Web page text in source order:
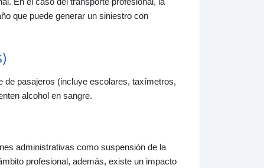
que puede generar un siniestro con
de pasajeros (incluye escolares, taxímetros,
alcohol en sangre.
administrativas como suspensión de la
profesional, además, existe un impacto